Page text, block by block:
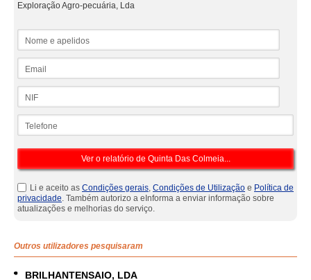
Exploração Agro-pecuária, Lda
Li e aceito as Condições gerais, Condições de Utilização e Política de
privacidade. Também autorizo a eInforma a enviar informação sobre
atualizações e melhorias do serviço.
Outros utilizadores pesquisaram
BRILHANTENSAIO, LDA